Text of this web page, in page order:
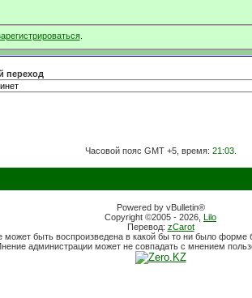
.
переход
Часовой пояс GMT +5, время: 21:03.
Powered by vBulletin®
Copyright ©2005 - 2026, Lilo
Перевод: zCarot
может быть воспроизведена в какой бы то ни было форме
администрации может не совпадать с мнением